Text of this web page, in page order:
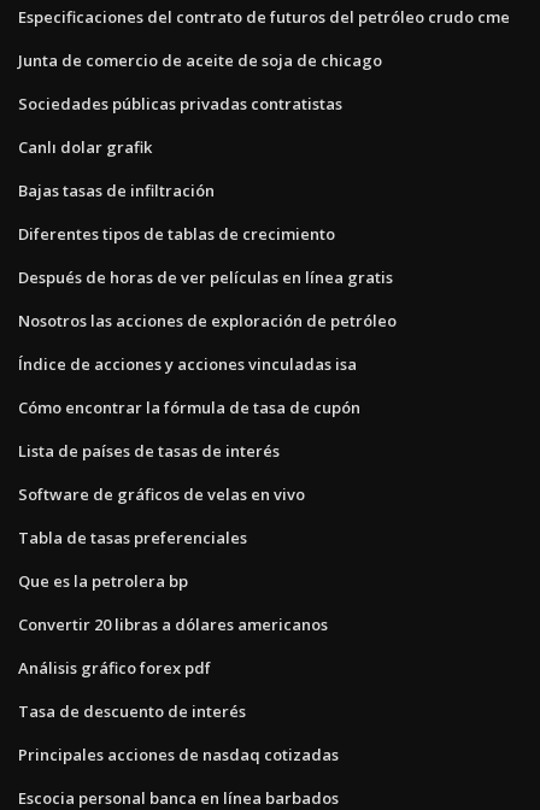
Especificaciones del contrato de futuros del petróleo crudo cme
Junta de comercio de aceite de soja de chicago
Sociedades públicas privadas contratistas
Canlı dolar grafik
Bajas tasas de infiltración
Diferentes tipos de tablas de crecimiento
Después de horas de ver películas en línea gratis
Nosotros las acciones de exploración de petróleo
Índice de acciones y acciones vinculadas isa
Cómo encontrar la fórmula de tasa de cupón
Lista de países de tasas de interés
Software de gráficos de velas en vivo
Tabla de tasas preferenciales
Que es la petrolera bp
Convertir 20 libras a dólares americanos
Análisis gráfico forex pdf
Tasa de descuento de interés
Principales acciones de nasdaq cotizadas
Escocia personal banca en línea barbados